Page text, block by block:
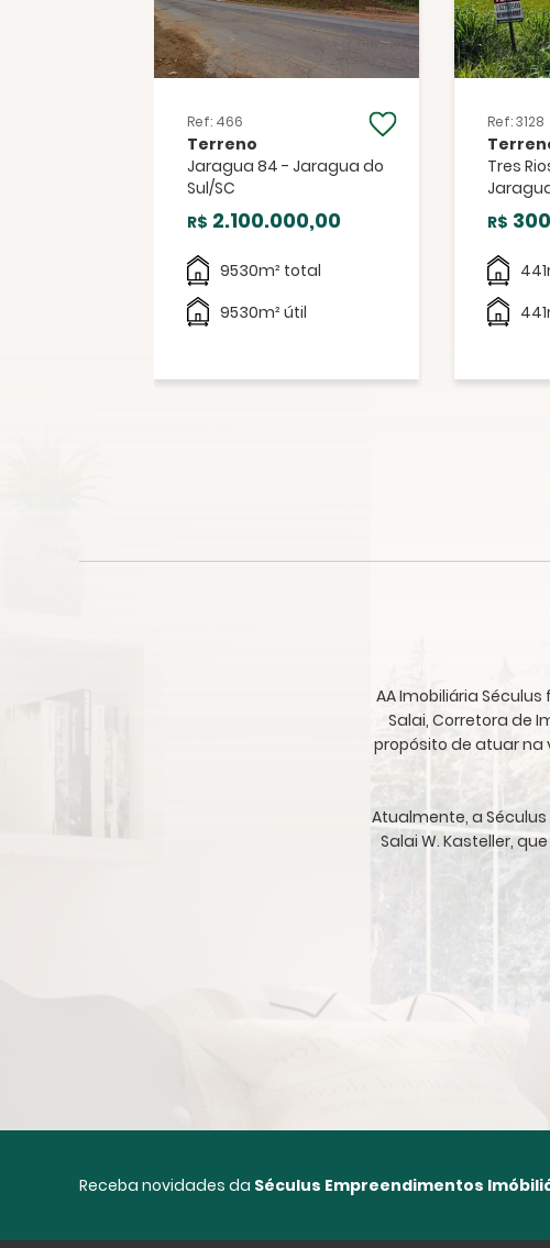
Ref: 466
Terreno
Jaragua 84 - Jaragua do
Sul/SC
R$ 2.100.000,00
9530m² total
9530m² útil
Ref: 3128
Tres
R$
AA Imobiliária
Salai, Corretora de
propósito de atuar na
Atualmente, a
Salai W. Kasteller,
Receba novidades da Séculus Empreendimentos